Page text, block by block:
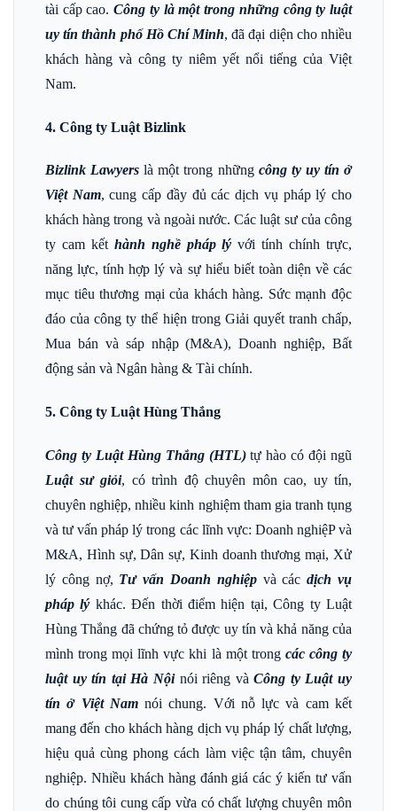
tài cấp cao.Công ty là một trong những công ty luật
uy tín thành phố Hồ Chí Minh, đã đại diện cho nhiều
khách hàng và công ty niêm yết nổi tiếng của Việt
Nam.
4. Công ty Luật Bizlink
Bizlink Lawyers là một trong nhữngcông ty uy tín ở
Việt Nam, cung cấp đầy đủ các dịch vụ pháp lý cho
khách hàng trong và ngoài nước. Các luật sư của công
ty cam kết hành nghề pháp lý với tính chính trực,
năng lực, tính hợp lý và sự hiểu biết toàn diện về các
mục tiêu thương mại của khách hàng. Sức mạnh độc
đáo của công ty thể hiện trong Giải quyết tranh chấp,
Mua bán và sáp nhập (M&A), Doanh nghiệp, Bất
động sản và Ngân hàng & Tài chính.
5. Công ty Luật Hùng Thắng
Công ty Luật Hùng Thắng (HTL) tự hào có đội ngũ
Luật sư giỏi, có trình độ chuyên môn cao, uy tín,
chuyên nghiệp, nhiều kinh nghiệm tham gia tranh tụng
và tư vấn pháp lý trong các lĩnh vực: Doanh nghiệP và
M&A, Hình sự, Dân sự, Kinh doanh thương mại, Xử
lý công nợ, Tư vấn Doanh nghiệpvà cácdịch vụ
pháp lý khác. Đến thời điểm hiện tại, Công ty Luật
Hùng Thắng đã chứng tỏ được uy tín và khả năng của
mình trong mọi lĩnh vực khi là một trongcác công ty
luật uy tín tại Hà Nộinói riêng vàCông ty Luật uy
tín ở Việt Nam nói chung. Với nỗ lực và cam kết
mang đến cho khách hàng dịch vụ pháp lý chất lượng,
hiệu quả cùng phong cách làm việc tận tâm, chuyên
nghiệp. Nhiều khách hàng đánh giá các ý kiến tư vấn
do chúng tôi cung cấp vừa có chất lượng chuyên môn